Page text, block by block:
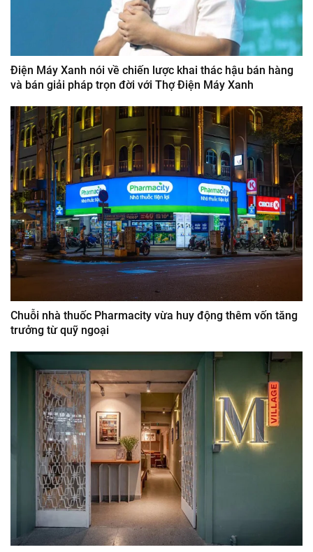
Điện Máy Xanh nói về chiến lược khai thác hậu bán hàng
và bán giải pháp trọn đời với Thợ Điện Máy Xanh
Chuỗi nhà thuốc Pharmacity vừa huy động thêm vốn tăng
trưởng từ quỹ ngoại